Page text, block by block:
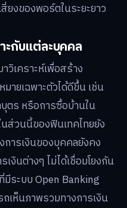
ยงของพอร์ตในระยะยาว
ะกับแต่ละบุคคล
เคราะห์เพื่อสร้าง
ายเฉพาะตัวได้ดีขึ้น เช่น
ตร หรือการซื้อบ้านใน
ส่วนนี้ของฟินเทคไทยยัง
ารเงินของบุคคลยังคง
งินต่างๆ ไม่ได้เชื่อมโยงกัน
ระบบ Open Banking
เห็นภาพรวมทางการเงิน